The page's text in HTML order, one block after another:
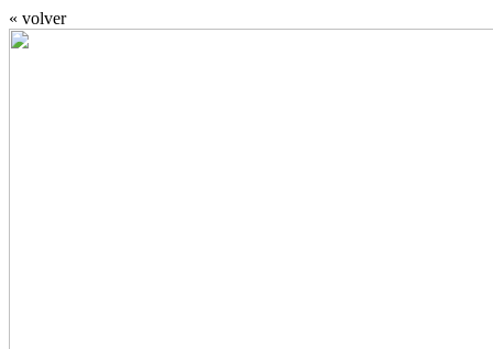
« volver